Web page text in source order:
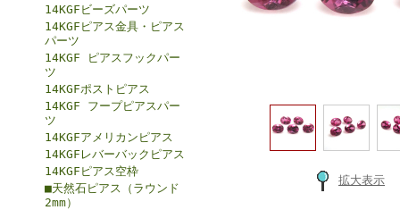
14KGFビーズパーツ
14KGFピアス金具・ピアス
パーツ
14KGF ピアスフックパー
ツ
14KGFポストピアス
14KGF フープピアスパー
ツ
14KGFアメリカンピアス
14KGFレバーバックピアス
14KGFピアス空枠
■天然石ピアス（ラウンド
2mm）
拡大表示